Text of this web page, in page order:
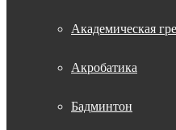
Академическая
Акробатика
Бадминтон